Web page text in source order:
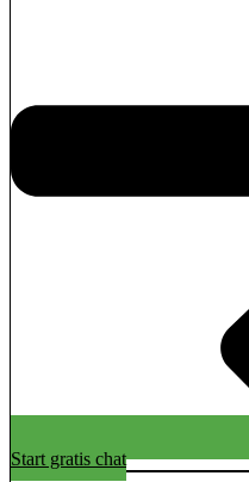
Start gratis chat